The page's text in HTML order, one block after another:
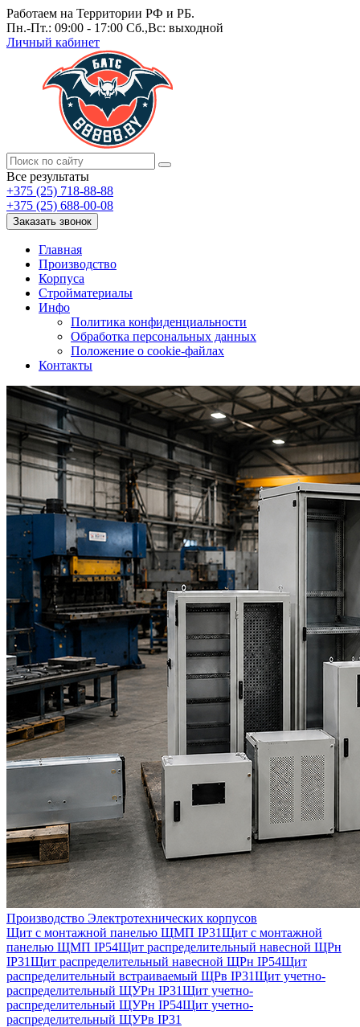
Работаем на Территории РФ и РБ.
Пн.-Пт.: 09:00 - 17:00 Сб.,Вс: выходной
Личный кабинет
Все результаты
+375 (25) 718-88-88
+375 (25) 688-00-08
Заказать звонок
Главная
Производство
Корпуса
Стройматериалы
Инфо
Политика конфиденциальности
Обработка персональных данных
Положение о cookie-файлах
Контакты
Производство Электротехнических корпусов
Щит с монтажной панелью ЩМП IP31Щит с монтажной
панелью ЩМП IP54Щит распределительный навесной ЩРн
IP31Щит распределительный навесной ЩРн IP54Щит
распределительный встраиваемый ЩРв IP31Щит учетно-
распределительный ЩУРн IP31Щит учетно-
распределительный ЩУРн IP54Щит учетно-
распределительный ЩУРв IP31